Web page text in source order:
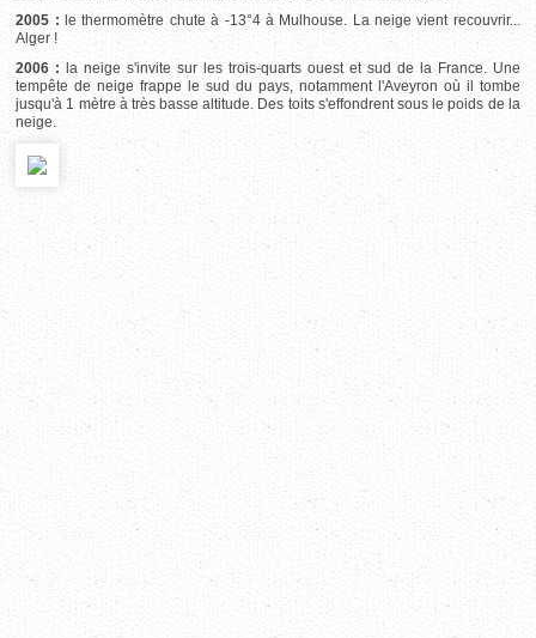
2005 : le thermomètre chute à -13°4 à Mulhouse. La neige vient recouvrir...
Alger !
2006 : la neige s'invite sur les trois-quarts ouest et sud de la France. Une
tempête de neige frappe le sud du pays, notamment l'Aveyron où il tombe
jusqu'à 1 mètre à très basse altitude. Des toits s'effondrent sous le poids de la
neige.